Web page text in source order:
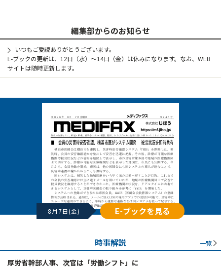
編集部からのお知らせ
いつもご愛読ありがとうございます。
E-ブックの更新は、12日（水）～14日（金）は休みになります。なお、WEB
サイトは随時更新します。
8月7日(金) E-ブックを見る
時事解説 一覧
厚労省幹部人事、次官は「労働シフト」に